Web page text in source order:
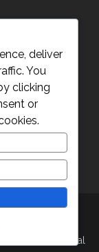
AeronaveVisual
deliver
You
clicking
or